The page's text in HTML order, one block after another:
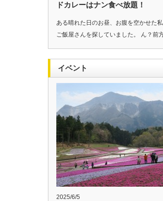
ドカレーはナン食べ放題！
ある晴れた日のお昼、お腹を空かせた
ご飯屋さんを探していました。 ん？前
イベント
2025/6/5